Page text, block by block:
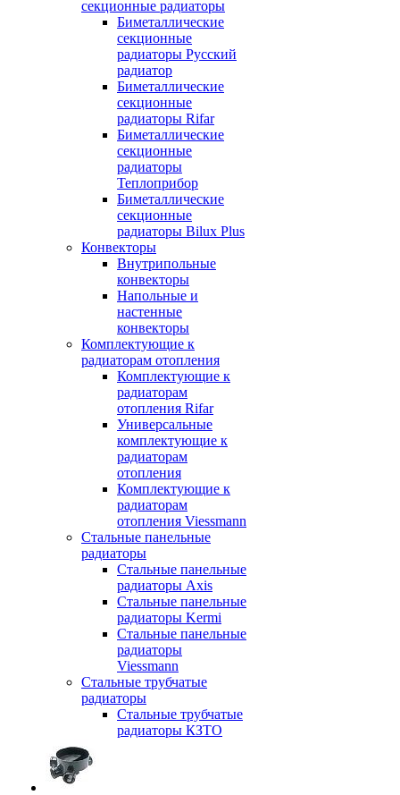
секционные радиаторы
Биметаллические
секционные
радиаторы Русский
радиатор
Биметаллические
секционные
радиаторы Rifar
Биметаллические
секционные
радиаторы
Теплоприбор
Биметаллические
секционные
радиаторы Bilux Plus
Конвекторы
Внутрипольные
конвекторы
Напольные и
настенные
конвекторы
Комплектующие к
радиаторам отопления
Комплектующие к
радиаторам
отопления Rifar
Универсальные
комплектующие к
радиаторам
отопления
Комплектующие к
радиаторам
отопления Viessmann
Стальные панельные
радиаторы
Стальные панельные
радиаторы Axis
Стальные панельные
радиаторы Kermi
Стальные панельные
радиаторы
Viessmann
Стальные трубчатые
радиаторы
Стальные трубчатые
радиаторы КЗТО